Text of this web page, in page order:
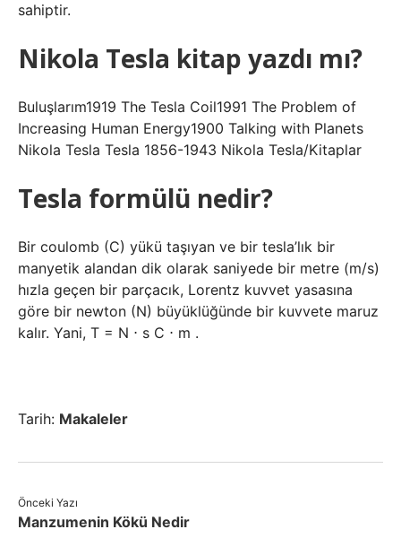
sahiptir.
Nikola Tesla kitap yazdı mı?
Buluşlarım1919 The Tesla Coil1991 The Problem of
Increasing Human Energy1900 Talking with Planets
Nikola Tesla Tesla 1856-1943 Nikola Tesla/Kitaplar
Tesla formülü nedir?
Bir coulomb (C) yükü taşıyan ve bir tesla’lık bir
manyetik alandan dik olarak saniyede bir metre (m/s)
hızla geçen bir parçacık, Lorentz kuvvet yasasına
göre bir newton (N) büyüklüğünde bir kuvvete maruz
kalır. Yani, T = N ⋅ s C ⋅ m .
Tarih: Makaleler
Önceki Yazı
Manzumenin Kökü Nedir